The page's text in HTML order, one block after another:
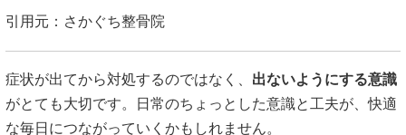
引用元： さかぐち整骨院
症状が出てから対処するのではなく、 出ないようにする意識
がとても大切です。日常のちょっとした意識と工夫が、快適
な毎日につながっていくかもしれません。